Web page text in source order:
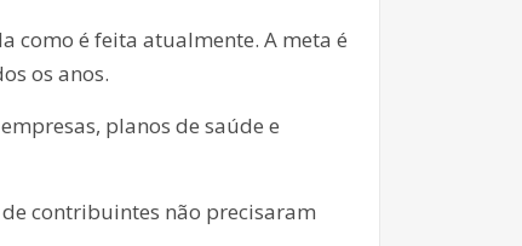
como é feita atualmente. A meta é
os anos.
planos de saúde e
contribuintes não precisaram